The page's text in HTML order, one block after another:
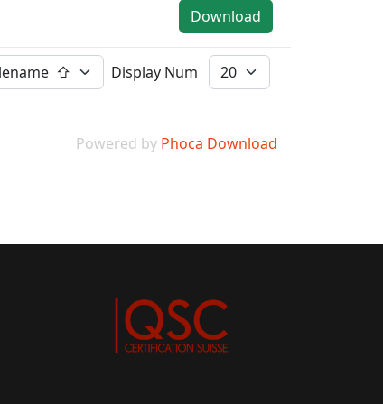
Download
Display Num
Powered by Phoca Download